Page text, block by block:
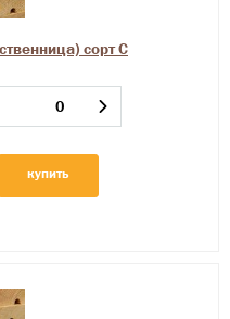
сорт С
купить